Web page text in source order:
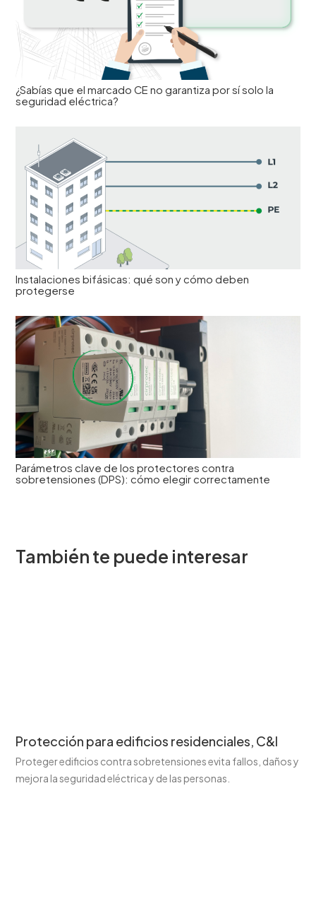
¿Sabías que el marcado CE no garantiza por sí solo la
seguridad eléctrica?
Instalaciones bifásicas: qué son y cómo deben
protegerse
Parámetros clave de los protectores contra
sobretensiones (DPS): cómo elegir correctamente
También te puede interesar
Protección para edificios residenciales, C&I
Proteger edificios contra sobretensiones evita fallos, daños y
mejora la seguridad eléctrica y de las personas.